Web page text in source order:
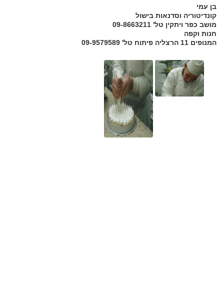
בן עמי
קונדיטוריה וסדנאות בישול
מושב כפר ויתקין טל' 09-8663211
חנות וקפה
המנופים 11 הרצליה פיתוח טל' 09-9579589